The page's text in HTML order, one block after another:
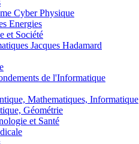
Cyber Physique
Energies
et Société
Jacques Hadamard
de l'Informatique
Mathematiques, Informatique
Géométrie
et Santé